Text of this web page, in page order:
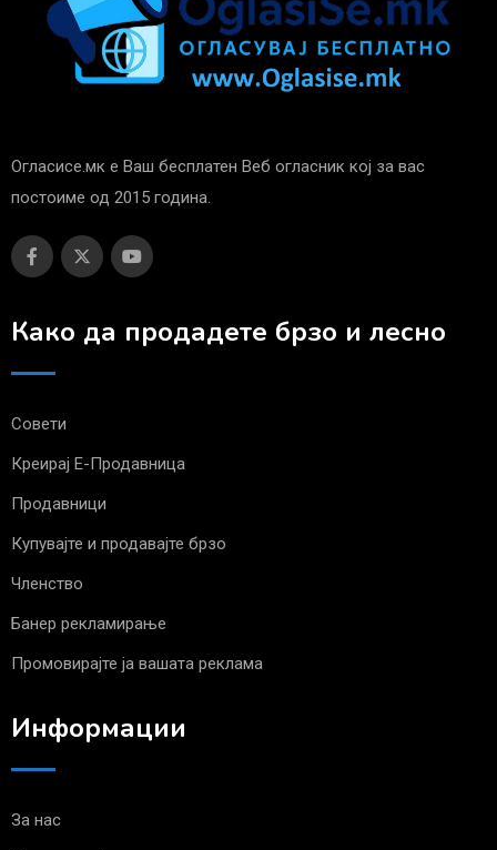
Огласисе.мк е Ваш бесплатен Веб огласник кој за вас
постоиме од 2015 година.
Како да продадете брзо и лесно
Совети
Креирај Е-Продавница
Продавници
Купувајте и продавајте брзо
Членство
Банер рекламирање
Промовирајте ја вашата реклама
Информации
За нас